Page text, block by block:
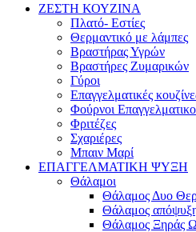
ΖΕΣΤΗ ΚΟΥΖΙΝΑ
Πλατό- Εστίες
Θερμαντικό με λάμπες
Βραστήρας Υγρών
Βραστήρες Ζυμαρικών
Γύροι
Επαγγελματικές
Φούρνοι
Φριτέζες
Σχαριέρες
Μπαιν Μαρί
ΕΠΑΓΓΕΛΜΑΤΙΚΗ ΨΥΞΗ
Θάλαμοι
Θάλαμος Δυο
Θάλαμος
Θάλαμος Ξηράς